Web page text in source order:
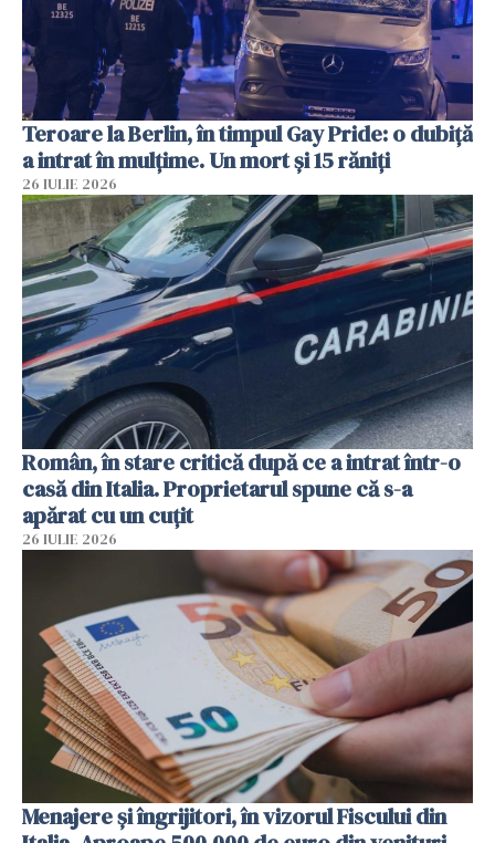
Teroare la Berlin, în timpul Gay Pride: o dubiță
a intrat în mulțime. Un mort și 15 răniți
26 IULIE 2026
Român, în stare critică după ce a intrat într-o
casă din Italia. Proprietarul spune că s-a
apărat cu un cuțit
26 IULIE 2026
Menajere și îngrijitori, în vizorul Fiscului din